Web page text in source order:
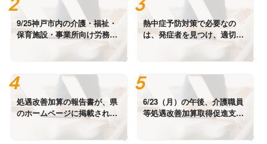
9/25神戸市内の介護・福祉・
保育施設・事業所向け労務・
社会保険講座に登壇します。
熱中症予防対策で必要なの
は、発症者を見つけ、適切に
処遇改善加算の報告書が、県
のホームページに掲載されて
6/23（月）の午後、介護職員
等処遇改善加算取得促進支援
セミナーに登壇します。